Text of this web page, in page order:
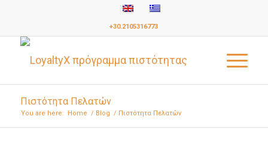
+30.2105316773
Πιστότητα Πελατών
You are here: Home / Blog / Πιστότητα Πελατών